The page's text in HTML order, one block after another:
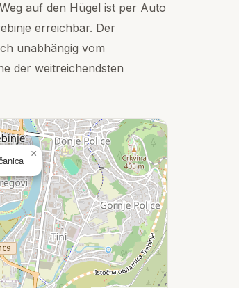
auf den Hügel ist per Auto
erreichbar. Der
unabhängig vom
der weitreichendsten
×